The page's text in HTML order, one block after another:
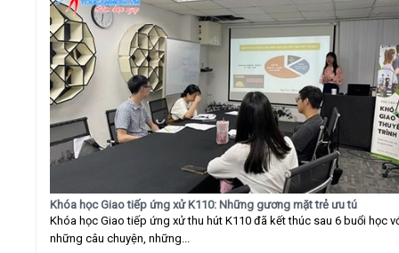
Khóa học Giao tiếp ứng xử K110: Những gương mặt trẻ ưu tú
Khóa học Giao tiếp ứng xử thu hút K110 đã kết thúc sau 6 buổi học
những câu chuyện, những...